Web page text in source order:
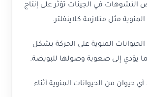
في الجينات تؤثر على إنتاج
مثل متلازمة كلاينفلتر.
المنوية على الحركة بشكل
يؤدي إلى صعوبة وصولها للبويضة.
من الحيوانات المنوية أثناء